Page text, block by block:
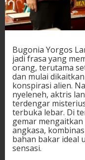
Bugonia Yorgos
jadi frasa yang
orang, terutama
dan mulai
konspirasi alien.
nyeleneh, aktris
terdengar
terbuka lebar. Di
gemar
angkasa,
bahan bakar ideal
sensasi.